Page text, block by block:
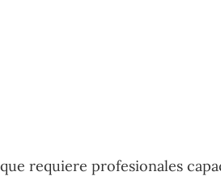
requiere profesionales